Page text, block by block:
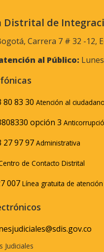
Distrital de
Carrera 7 # 32 -12,
al Público:
80 83 30 Atención al
opción 3
27 97 97 Administrativa
de Contacto Distrital
007 Línea gratuita de
Judiciales